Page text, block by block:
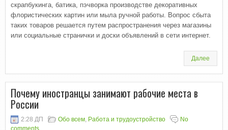
скрапбукинга, батика, пэчворка производстве декоративных
флористических картин или мыла ручной работы. Вопрос сбыта
таких товаров решается путем распространения через магазины
или социальные странички и доски объявлений в сети интернет.
Далее
Почему иностранцы занимают рабочие места в
России
2:28 ДП Обо всем, Работа и трудоустройство
No
comments